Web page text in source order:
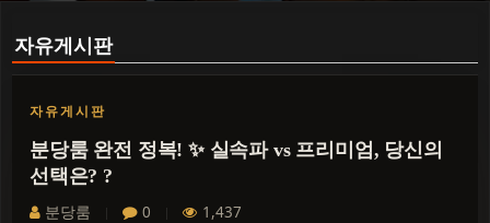
자유게시판
자유게시판
분당룸 완전 정복! ✨ 실속파 vs 프리미엄, 당신의
선택은? ?
분당룸 0 1,437